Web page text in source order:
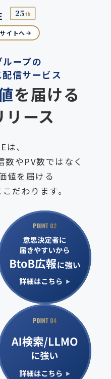
イトへ
ープの
信サービス
を届ける
リース
は、
数やPV数ではなく
値を届ける
だわります。